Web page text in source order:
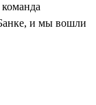
и мы вошли